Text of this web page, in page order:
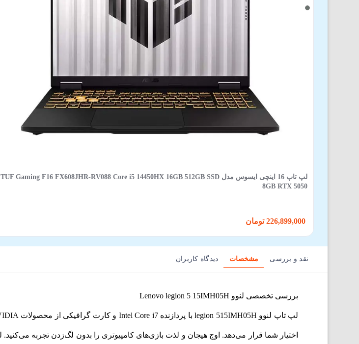
لپ تاپ 16 اینچی ایسوس مدل TUF Gaming F16 FX608JHR-RV088 Core i5 14450HX 16GB 512GB SSD
8GB RTX 5050
نقد و بررسی مشخصات دیدگاه کاربران
بررسی تخصصی لنوو Lenovo legion 5 15IMH05H